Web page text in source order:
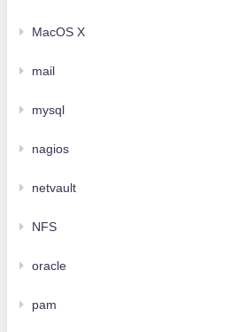
MacOS X
mail
mysql
nagios
netvault
NFS
oracle
pam